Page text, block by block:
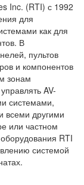
Inc. (RTI) с 1992
для
как для
В
пультов
и компонентов
зонам
AV-
системами,
всеми другими
или частном
RTI
системой